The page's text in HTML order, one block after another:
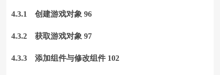
4.3.1 创建游戏对象 96
4.3.2 获取游戏对象 97
4.3.3 添加组件与修改组件 102